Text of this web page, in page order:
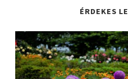
ÉRDEKES